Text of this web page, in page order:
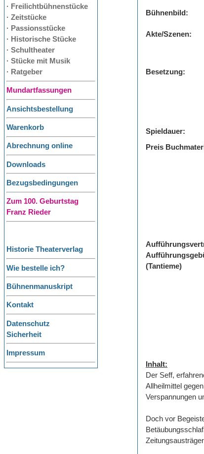
· Freilichtbühnenstücke
· Zeitstücke
· Passionsstücke
· Historische Stücke
· Schultheater
· Stücke mit Musik
· Ratgeber
Mundartfassungen
Ansichtsbestellung
Warenkorb
Abrechnung online
Downloads
Bezugsbedingungen
Zum 100. Geburtstag
Franz Rieder
Historie Theaterverlag
Wie bestelle ich?
Bühnenmanuskript
Kontakt
Datenschutz
Sicherheit
Impressum
Bühnenbild:
Akte/Szenen:
Besetzung:
Spieldauer:
Preis
(Tantieme)
Inhalt:
Der Seff,
Allheilmittel
Verspannungen
Doch vor